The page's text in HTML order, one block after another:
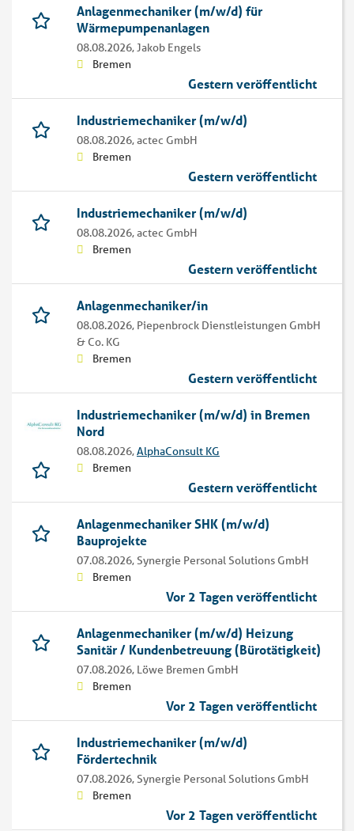
Anlagenmechaniker (m/w/d) für
Wärmepumpenanlagen
08.08.2026,Jakob Engels
Bremen
Gestern veröffentlicht
Industriemechaniker (m/w/d)
08.08.2026,actec GmbH
Bremen
Gestern veröffentlicht
Industriemechaniker (m/w/d)
08.08.2026,actec GmbH
Bremen
Gestern veröffentlicht
Anlagenmechaniker/in
08.08.2026, Piepenbrock Dienstleistungen GmbH
& Co. KG
Bremen
Gestern veröffentlicht
Industriemechaniker (m/w/d) in Bremen
Nord
08.08.2026,AlphaConsult KG
Bremen
Gestern veröffentlicht
Anlagenmechaniker SHK (m/w/d)
Bauprojekte
07.08.2026,Synergie Personal Solutions GmbH
Bremen
Vor 2 Tagen veröffentlicht
Anlagenmechaniker (m/w/d) Heizung
Sanitär / Kundenbetreuung (Bürotätigkeit)
07.08.2026, Löwe Bremen GmbH
Bremen
Vor 2 Tagen veröffentlicht
Industriemechaniker (m/w/d)
Fördertechnik
07.08.2026,Synergie Personal Solutions GmbH
Bremen
Vor 2 Tagen veröffentlicht